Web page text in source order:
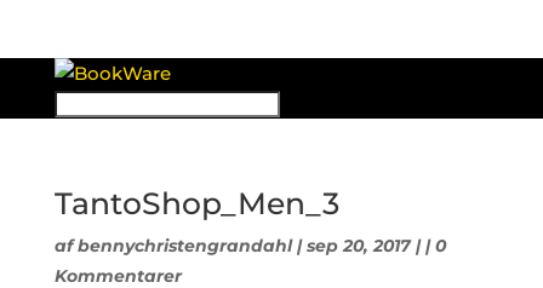
TantoShop_Men_3
afbennychristengrandahl| sep 20, 2017 | |0
Kommentarer